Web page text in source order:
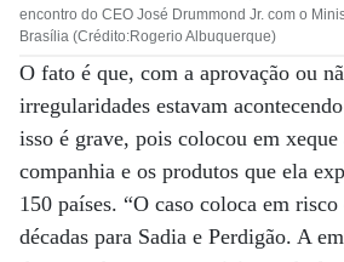
encontro do CEO José Drummond Jr. com o
Brasília (Crédito:Rogerio Albuquerque)
O fato é que, com a aprovação ou
irregularidades estavam
isso é grave, pois colocou em
companhia e os produtos que ela
150 países. “O caso coloca em
décadas para Sadia e Perdigão. A